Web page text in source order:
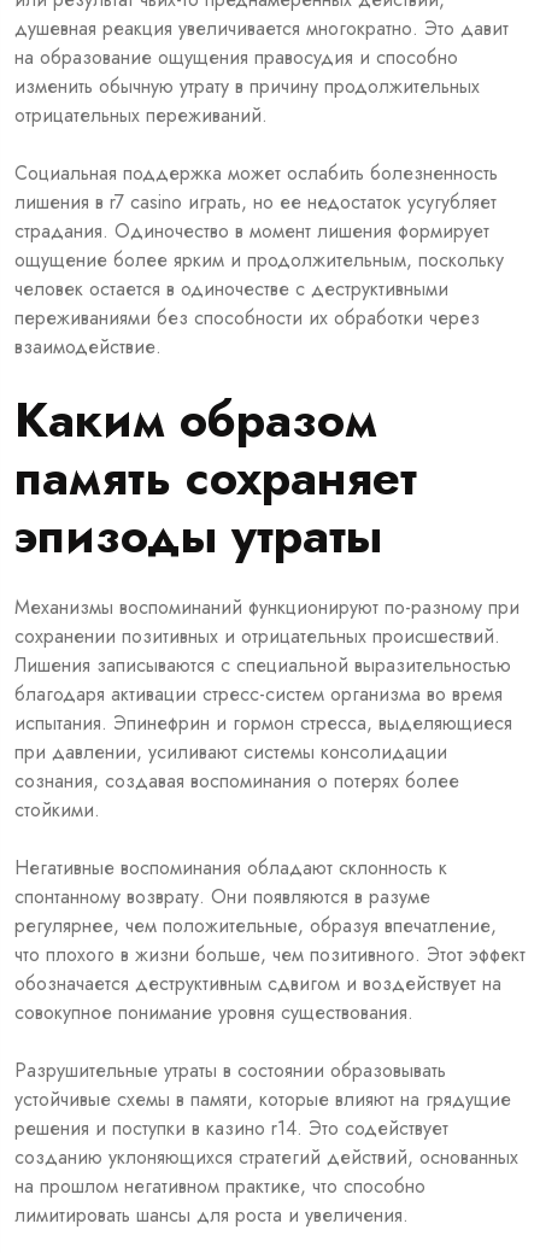
душевная реакция увеличивается многократно. Это давит
на образование ощущения правосудия и способно
изменить обычную утрату в причину продолжительных
отрицательных переживаний.
Социальная поддержка может ослабить болезненность
лишения в r7 casino играть, но ее недостаток усугубляет
страдания. Одиночество в момент лишения формирует
ощущение более ярким и продолжительным, поскольку
человек остается в одиночестве с деструктивными
переживаниями без способности их обработки через
взаимодействие.
Каким образом
память сохраняет
эпизоды утраты
Механизмы воспоминаний функционируют по-разному при
сохранении позитивных и отрицательных происшествий.
Лишения записываются с специальной выразительностью
благодаря активации стресс-систем организма во время
испытания. Эпинефрин и гормон стресса, выделяющиеся
при давлении, усиливают системы консолидации
сознания, создавая воспоминания о потерях более
стойкими.
Негативные воспоминания обладают склонность к
спонтанному возврату. Они появляются в разуме
регулярнее, чем положительные, образуя впечатление,
что плохого в жизни больше, чем позитивного. Этот эффект
обозначается деструктивным сдвигом и воздействует на
совокупное понимание уровня существования.
Разрушительные утраты в состоянии образовывать
устойчивые схемы в памяти, которые влияют на грядущие
решения и поступки в казино r14. Это содействует
созданию уклоняющихся стратегий действий, основанных
на прошлом негативном практике, что способно
лимитировать шансы для роста и увеличения.